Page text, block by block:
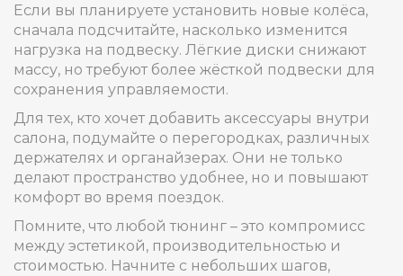
Если вы планируете установить новые колёса,
сначала подсчитайте, насколько изменится
нагрузка на подвеску. Лёгкие диски снижают
массу, но требуют более жёсткой подвески для
сохранения управляемости.
Для тех, кто хочет добавить аксессуары внутри
салона, подумайте о перегородках, различных
держателях и органайзерах. Они не только
делают пространство удобнее, но и повышают
комфорт во время поездок.
Помните, что любой тюнинг – это компромисс
между эстетикой, производительностью и
стоимостью. Начните с небольших шагов,